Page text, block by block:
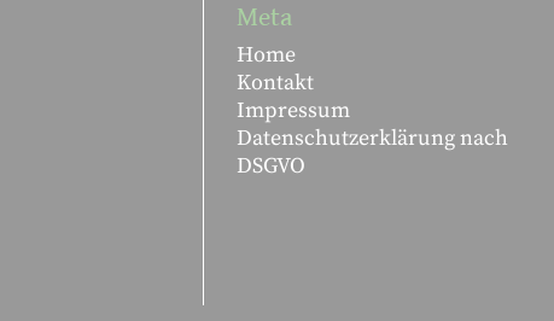
Meta
Home
Kontakt
Impressum
Datenschutzerklärung nach
DSGVO